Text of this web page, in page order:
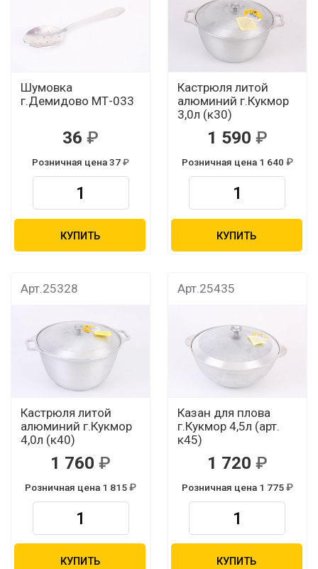
Шумовка
г.Демидово МТ-033
36
Розничная цена 37
КУПИТЬ
Кастрюля литой
алюминий г.Кукмор
3,0л (к30)
1 590
Розничная цена 1 640
КУПИТЬ
Арт.25328
Кастрюля литой
алюминий г.Кукмор
4,0л (к40)
1 760
Розничная цена 1 815
КУПИТЬ
Арт.25435
Казан для плова
г.Кукмор 4,5л (арт.
к45)
1 720
Розничная цена 1 775
КУПИТЬ